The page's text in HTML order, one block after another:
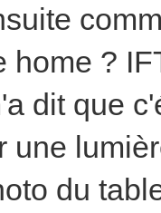
home ?
dit que
une
du